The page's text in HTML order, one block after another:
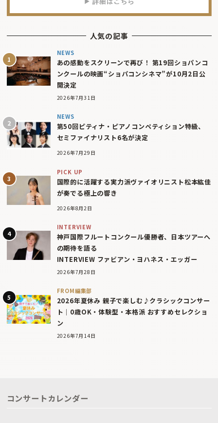
人気の記事
NEWS
あの感動をスクリーンで再び！ 第19回ショパンコ
ンクールの映画“ショパコンシネマ”が10月2日公
開決定
2026年7月31日
NEWS
第50回ピティナ・ピアノコンペティション特級、
セミファイナリスト6名が決定
2026年7月29日
PICK UP
国際的に活躍する実力派ヴァイオリニスト松本紘佳
が奏でる極上の響き
2026年8月2日
INTERVIEW
神戸国際フルートコンクール優勝者、日本ツアーへ
の期待を語る
INTERVIEW ファビアン・ヨハネス・エッガー
2026年7月28日
FROM編集部
2026年夏休み 親子で楽しむ♪クラシックコンサー
ト｜0歳OK・体験型・本格派 おすすめセレクショ
ン
2026年7月14日
コンサートカレンダー